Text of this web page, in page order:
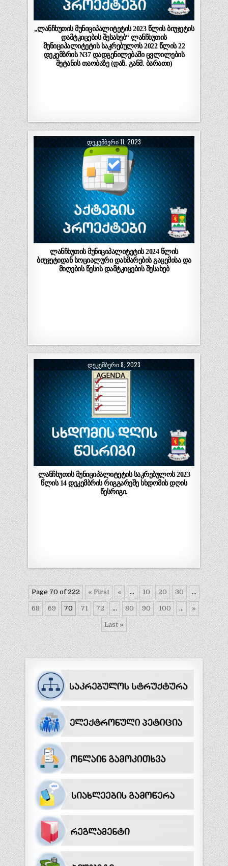
„ლანჩხუთის მუნიციპალიტეტის 2023 წლის ბიუჯეტის
დამტკიცების შესახებ“ ლანჩხუთის
მუნიციპალიტეტის საკრებულოს 2022 წლის 22
დეკემბრის N37 დადგენილებაში ცვლილების
შეტანის თაობაზე (დაზ. განმ. ბარათი)
ᲓᲔᲙᲔᲛᲑᲔᲠᲘ 11, 2023
ლანჩხუთის მუნიციპალიტეტის 2024 წლის
ბიუჯეტიდან სოციალური დახმარების გაცემისა და
მიღების წესის დამტკიცების შესახებ
ᲓᲔᲙᲔᲛᲑᲔᲠᲘ 8, 2023
ლანჩხუთის მუნიციპალიტეტის საკრებულოს 2023
წლის 14 დეკემბრის რიგგარეშე სხდომის დღის
წესრიგი.
Page 70 of 222 « First « ... 10 20 30 ...
68 69 70 71 72 ... 80 90 100 ... »
Last »